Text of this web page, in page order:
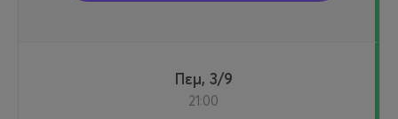
Πεμ, 3/9
21:00